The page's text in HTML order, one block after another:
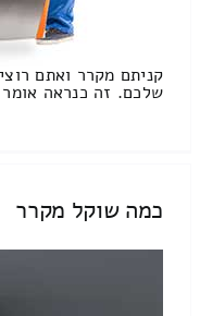
קניתם מקרר ואתם
שלכם. זה כנראה
כמה שוקל מקרר